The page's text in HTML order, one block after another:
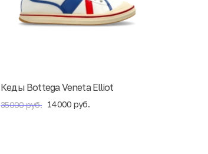
Кеды Bottega Veneta Elliot
35000 руб. 14000 руб.